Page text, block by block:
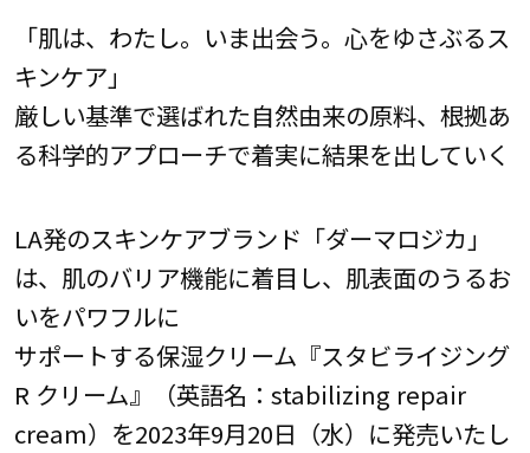
「肌は、わたし。いま出会う。心をゆさぶるス
キンケア」
厳しい基準で選ばれた自然由来の原料、根拠あ
る科学的アプローチで着実に結果を出していく
LA発のスキンケアブランド「ダーマロジカ」
は、肌のバリア機能に着目し、肌表面のうるお
いをパワフルに
サポートする保湿クリーム『スタビライジング
R クリーム』（英語名：stabilizing repair
cream）を2023年9月20日（水）に発売いたし